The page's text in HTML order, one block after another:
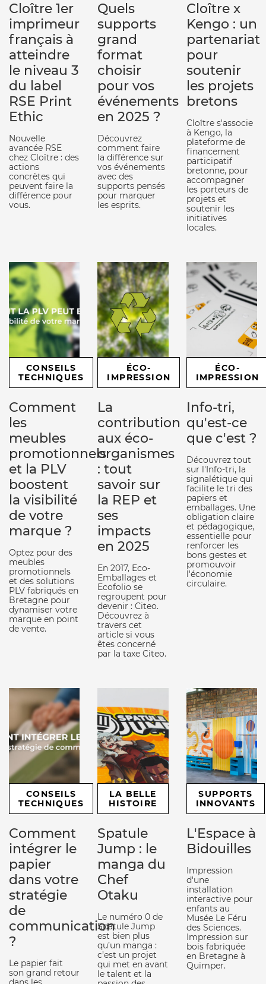
Cloître 1er
imprimeur
français à
atteindre
le niveau 3
du label
RSE Print
Ethic
Nouvelle
avancée RSE
chez Cloître : des
actions
concrètes qui
peuvent faire la
différence pour
vous.
Quels
supports
grand
format
choisir
pour vos
événements
en 2025 ?
Découvrez
comment faire
la différence sur
vos événements
avec des
supports pensés
pour marquer
les esprits.
Cloître x
Kengo : un
partenariat
pour
soutenir
les projets
bretons
Cloître s'associe
à Kengo, la
plateforme de
financement
participatif
bretonne, pour
accompagner
les porteurs de
projets et
soutenir les
initiatives
locales.
CONSEILS
TECHNIQUES
Comment
les
meubles
promotionnels
et la PLV
boostent
la visibilité
de votre
marque ?
Optez pour des
meubles
promotionnels
et des solutions
PLV fabriqués en
Bretagne pour
dynamiser votre
marque en point
de vente.
ÉCO-
IMPRESSION
La
contribution
aux éco-
organismes
: tout
savoir sur
la REP et
ses
impacts
en 2025
En 2017, Eco-
Emballages et
Ecofolio se
regroupent pour
devenir : Citeo.
Découvrez à
travers cet
article si vous
êtes concerné
par la taxe Citeo.
ÉCO-
IMPRESSION
Info-tri,
qu'est-ce
que c'est ?
Découvrez tout
sur l'Info-tri, la
signalétique qui
facilite le tri des
papiers et
emballages. Une
obligation claire
et pédagogique,
essentielle pour
renforcer les
bons gestes et
promouvoir
l'économie
circulaire.
CONSEILS
TECHNIQUES
Comment
intégrer le
papier
dans votre
stratégie
de
communication
?
Le papier fait
son grand retour
LA BELLE
HISTOIRE
Spatule
Jump : le
manga du
Chef
Otaku
Le numéro 0 de
Spatule Jump
est bien plus
qu’un manga :
c’est un projet
qui met en avant
le talent et la
SUPPORTS
INNOVANTS
L'Espace à
Bidouilles
Impression
d'une
installation
interactive pour
enfants au
Musée Le Féru
des Sciences.
Impression sur
bois fabriquée
en Bretagne à
Quimper.